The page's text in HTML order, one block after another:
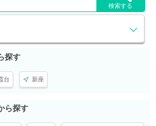
検索する
探す
台 新座
ら探す